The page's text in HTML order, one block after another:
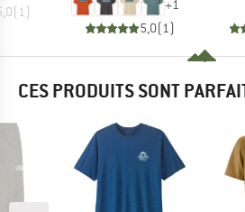
( 1) +1
5,0( 1)
CES PRODUITS SONT